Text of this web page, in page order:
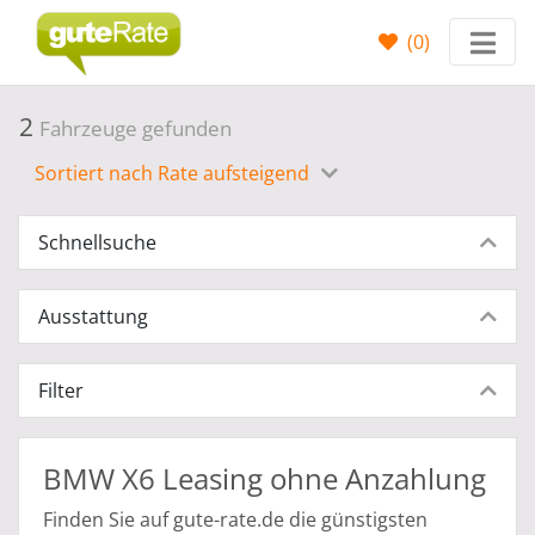
(0)
2 Fahrzeuge gefunden
Sortiert nach Rate aufsteigend
Schnellsuche
Ausstattung
Filter
BMW X6 Leasing ohne Anzahlung
Finden Sie auf gute-rate.de die günstigsten